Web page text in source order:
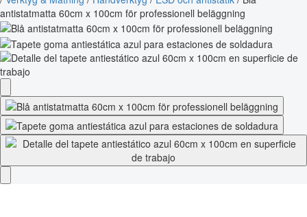
antistatmatta 60cm x 100cm för professionell beläggning